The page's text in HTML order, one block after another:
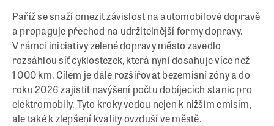
Paříž se snaží omezit závislost na automobilové dopravě
a propaguje přechod na udržitelnější formy dopravy.
V rámci iniciativy zelené dopravy město zavedlo
rozsáhlou síť cyklostezek, která nyní dosahuje více než
1 000 km. Cílem je dále rozšiřovat bezemisní zóny a do
roku 2026 zajistit navýšení počtu dobíjecích stanic pro
elektromobily. Tyto kroky vedou nejen k nižším emisím,
ale také k zlepšení kvality ovzduší ve městě.